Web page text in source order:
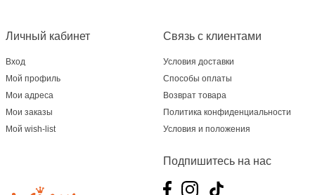
Связь с клиентами
Условия доставки
Способы оплаты
Возврат товара
Политика конфиденциальности
Условия и положения
Личный кабинет
Вход
Мой профиль
Мои адреса
Мои заказы
Мой wish-list
Подпишитесь на нас